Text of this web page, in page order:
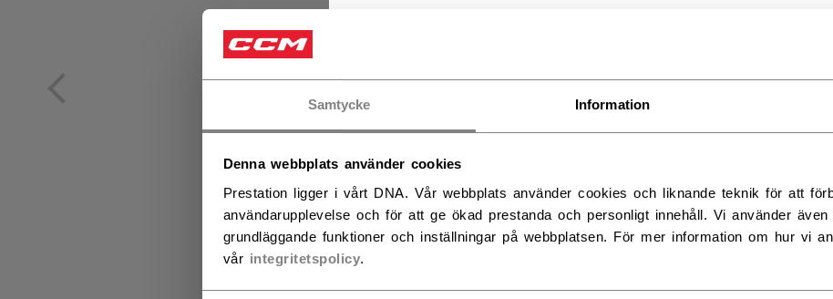
Samtycke Information
Denna webbplats använder cookies
Prestation ligger i vårt DNA. Vår webbplats använder cookies och liknande teknik för att
användarupplevelse och för att ge ökad prestanda och personligt innehåll. Vi använder
grundläggande funktioner och inställningar på webbplatsen. För mer information om hur vi
vår integritetspolicy.